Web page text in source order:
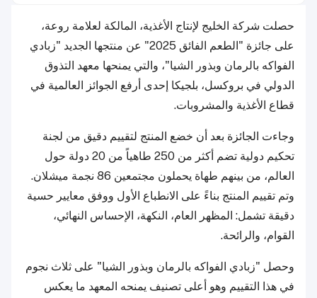
حصلت شركة الخليج لإنتاج الأغذية، المالكة لعلامة روعة،
على جائزة "الطعم الفائق 2025" عن منتجها الجديد "زبادي
الفواكه بالرمان وبذور الشيا"، والتي يمنحها معهد التذوق
الدولي في بروكسل، بلجيكا إحدى أرفع الجوائز العالمية في
قطاع الأغذية والمشروبات.
وجاءت الجائزة بعد أن خضع المنتج لتقييم دقيق من لجنة
تحكيم دولية تضم أكثر من 250 طاهياً من 20 دولة حول
العالم، من بينهم طهاة يحملون مجتمعين 86 نجمة ميشلان.
وتم تقييم المنتج بناءً على الانطباع الأول ووفق معايير حسية
دقيقة تشمل: المظهر العام، النكهة، الإحساس النهائي،
القوام، والرائحة.
وحصل "زبادي الفواكه بالرمان وبذور الشيا" على ثلاث نجوم
في هذا التقييم وهو أعلى تصنيف يمنحه المعهد ما يعكس